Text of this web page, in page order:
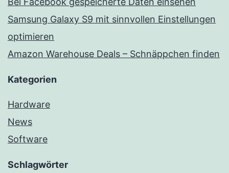
Samsung Galaxy S9 mit sinnvollen Einstellungen
optimieren
Amazon Warehouse Deals – Schnäppchen finden
Kategorien
Hardware
News
Software
Schlagwörter